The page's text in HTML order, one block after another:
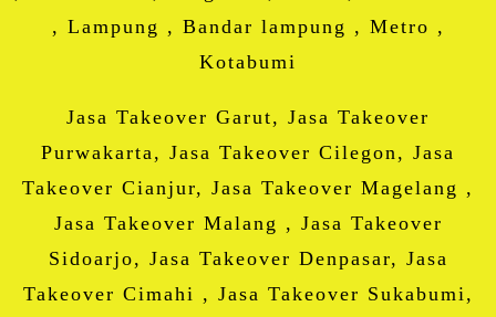
, Lampung , Bandar lampung , Metro ,
Kotabumi
Jasa Takeover Garut, Jasa Takeover
Purwakarta, Jasa Takeover Cilegon, Jasa
Takeover Cianjur, Jasa Takeover Magelang ,
Jasa Takeover Malang , Jasa Takeover
Sidoarjo, Jasa Takeover Denpasar, Jasa
Takeover Cimahi , Jasa Takeover Sukabumi,